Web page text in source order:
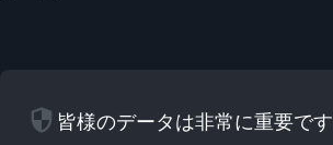
security 皆様のデータは非常に重要です